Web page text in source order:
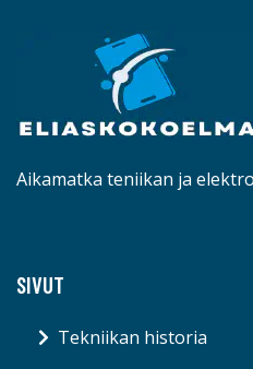
Aikamatka teniikan ja
SIVUT
Tekniikan historia